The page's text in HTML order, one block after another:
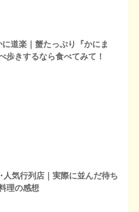
道楽｜蟹たっぷり『かにま
歩きするなら食べてみて！
人気行列店｜実際に並んだ待ち
理の感想